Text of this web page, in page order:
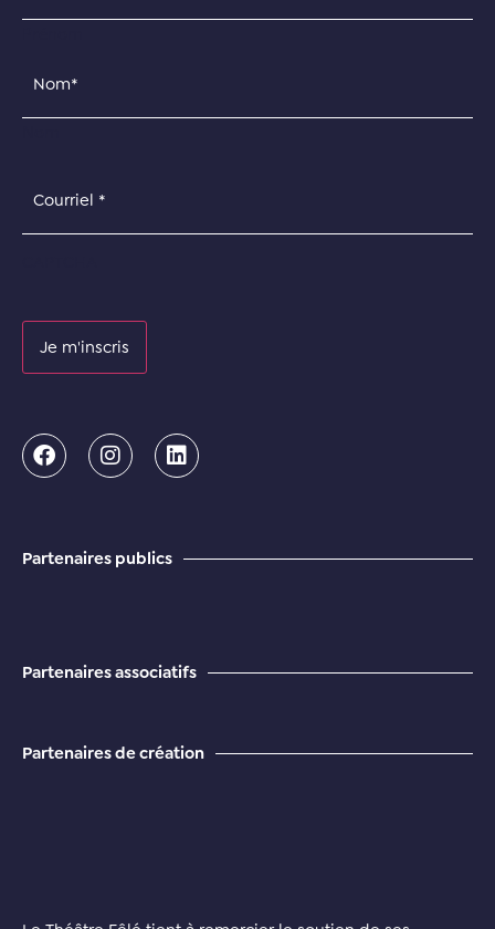
(Nécessaire)
Partenaires publics
Partenaires associatifs
Partenaires de création